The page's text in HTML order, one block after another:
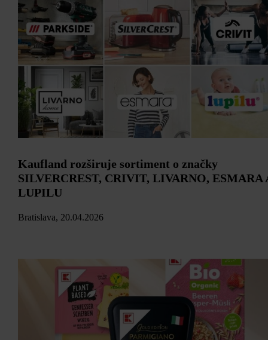
Kaufland rozširuje sortiment o značky
SILVERCREST, CRIVIT, LIVARNO, ESMARA
LUPILU
Bratislava, 20.04.2026